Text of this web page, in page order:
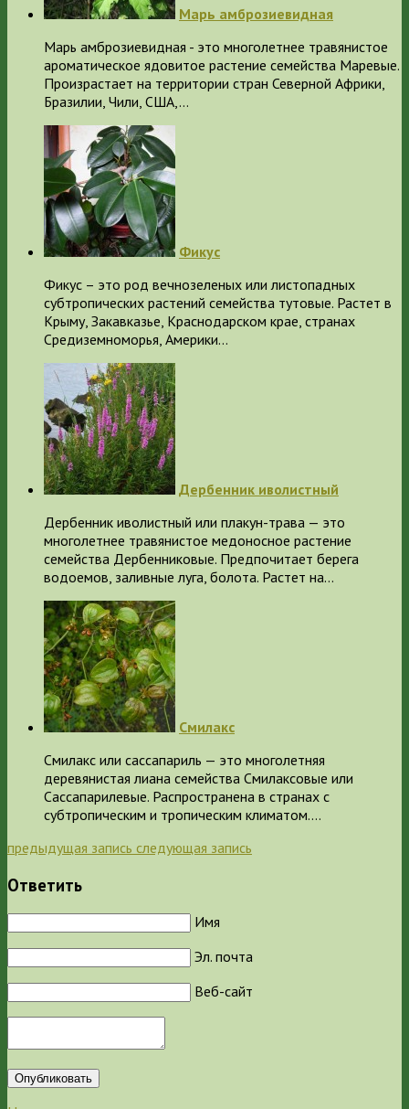
Марь амброзиевидная
Марь амброзиевидная - это многолетнее травянистое
ароматическое ядовитое растение семейства Маревые.
Произрастает на территории стран Северной Африки,
Бразилии, Чили, США,…
Фикус
Фикус – это род вечнозеленых или листопадных
субтропических растений семейства тутовые. Растет в
Крыму, Закавказье, Краснодарском крае, странах
Средиземноморья, Америки…
Дербенник иволистный
Дербенник иволистный или плакун-трава — это
многолетнее травянистое медоносное растение
семейства Дербенниковые. Предпочитает берега
водоемов, заливные луга, болота. Растет на…
Смилакс
Смилакс или сассапариль — это многолетняя
деревянистая лиана семейства Смилаксовые или
Сассапарилевые. Распространена в странах с
субтропическим и тропическим климатом.…
предыдущая запись следующая запись
Ответить
Имя
Эл. почта
Веб-сайт
Опубликовать